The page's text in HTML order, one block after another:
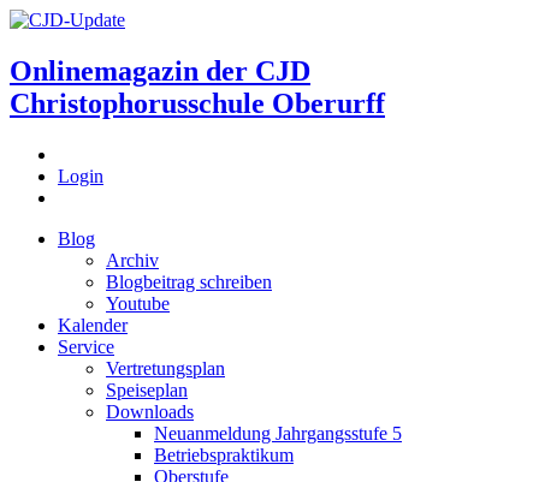
Onlinemagazin der CJD
Christophorusschule Oberurff
Login
Blog
Archiv
Blogbeitrag schreiben
Youtube
Kalender
Service
Vertretungsplan
Speiseplan
Downloads
Neuanmeldung Jahrgangsstufe 5
Betriebspraktikum
Oberstufe